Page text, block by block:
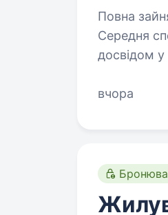
Повна
Середня спеціальна освіта.
досвідом
команди
вчора